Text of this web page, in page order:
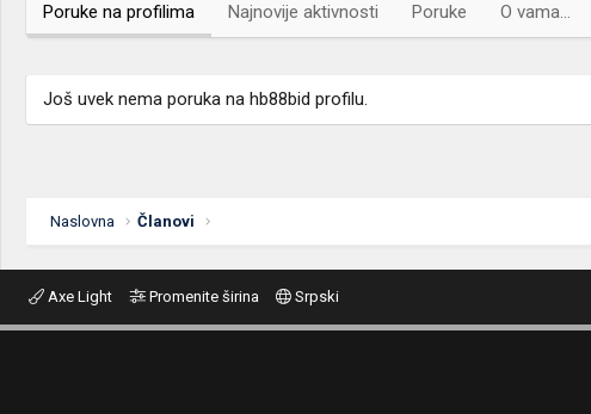
Poruke na profilima Najnovije aktivnosti Poruke O vama...
Još uvek nema poruka na hb88bid profilu.
Naslovna Članovi
Axe Light Promenite širina Srpski